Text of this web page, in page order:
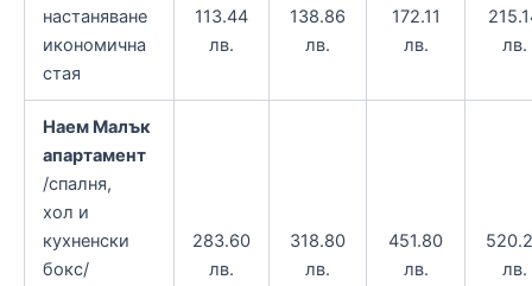
настаняване
икономична
стая
113.44
лв.
138.86
лв.
172.11
лв.
лв.
Наем Малък
апартамент
/спалня,
хол и
кухненски
бокс/
283.60
лв.
318.80
лв.
451.80
лв.
лв.